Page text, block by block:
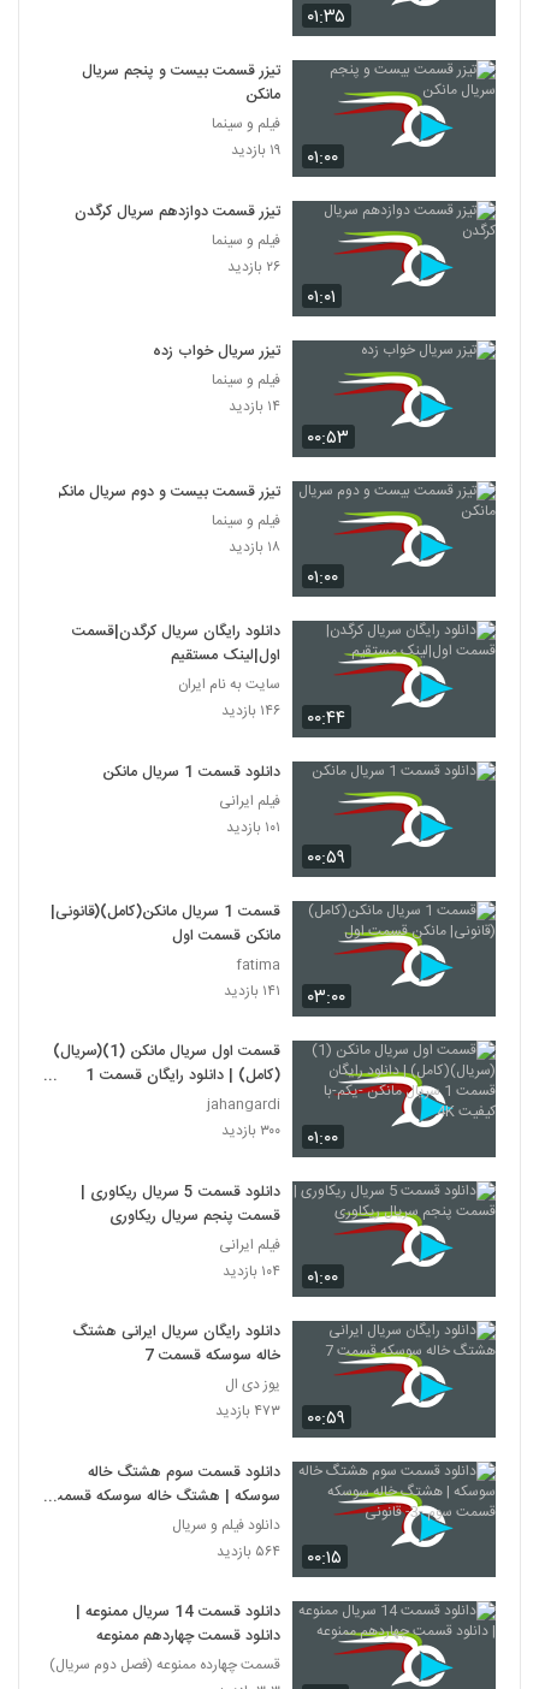
۰۱:۳۵
۰۱:۰۰
تیزر قسمت بیست و پنجم سریال
مانکن
فیلم و سینما
۱۹ بازدید
۰۱:۰۱
تیزر قسمت دوازدهم سریال کرگدن
فیلم و سینما
۲۶ بازدید
۰۰:۵۳
تیزر سریال خواب زده
فیلم و سینما
۱۴ بازدید
۰۱:۰۰
تیزر قسمت بیست و دوم سریال مانکن
فیلم و سینما
۱۸ بازدید
۰۰:۴۴
دانلود رایگان سریال کرگدن|قسمت
اول|لینک مستقیم
سایت به نام ایران
۱۴۶ بازدید
۰۰:۵۹
دانلود قسمت 1 سریال مانکن
فیلم ایرانی
۱۰۱ بازدید
۰۳:۰۰
قسمت 1 سریال مانکن(کامل)(قانونی|
مانکن قسمت اول
fatima
۱۴۱ بازدید
۰۱:۰۰
قسمت اول سریال مانکن (1)(سریال)
(کامل) | دانلود رایگان قسمت 1
سریال مانکن -یکم-با کیفیت 4K
jahangardi
۳۰۰ بازدید
۰۱:۰۰
دانلود قسمت 5 سریال ریکاوری |
قسمت پنجم سریال ریکاوری
فیلم ایرانی
۱۰۴ بازدید
۰۰:۵۹
دانلود رایگان سریال ایرانی هشتگ
خاله سوسکه قسمت 7
یوز دی ال
۴۷۳ بازدید
۰۰:۱۵
دانلود قسمت سوم هشتگ خاله
سوسکه | هشتگ خاله سوسکه قسمت
سوم -3- قانونی
دانلود فیلم و سریال
۵۶۴ بازدید
دانلود قسمت 14 سریال ممنوعه |
دانلود قسمت چهاردهم ممنوعه
قسمت چهارده ممنوعه (فصل دوم سریال)